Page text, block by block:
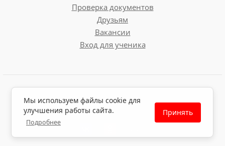
Проверка документов
Друзьям
Вакансии
Вход для ученика
Политика обработки персональных данных
Политика использования файлов cookie
Мы используем файлы cookie для
улучшения работы сайта.
Подробнее
Принять